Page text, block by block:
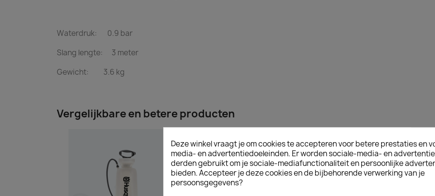
Waterdruk: 0.9 bar
Slang lengte: 3 meter
Gewicht: 3.6 kg
Vergelijkbare en betere producten
Deze winkel vraagt je om cookies te accepteren voor betere prestaties en
media- en advertentiedoeleinden. Er worden sociale-media- en
derden gebruikt om je sociale-mediafunctionaliteit en persoonlijke
bieden. Accepteer je deze cookies en de bijbehorende verwerking van je
persoonsgegevens?